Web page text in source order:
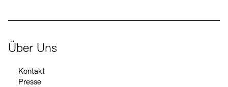
Über Uns
Kontakt
Presse